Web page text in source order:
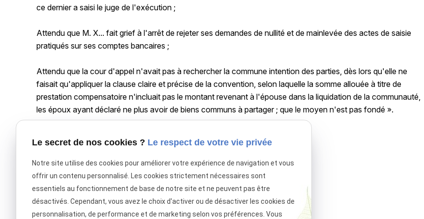
ce dernier a saisi le juge de l'exécution ;
Attendu que M. X... fait grief à l'arrêt de rejeter ses demandes de nullité et de mainlevée des actes de saisie
pratiqués sur ses comptes bancaires ;
Attendu que la cour d'appel n'avait pas à rechercher la commune intention des parties, dès lors qu'elle ne
faisait qu'appliquer la clause claire et précise de la convention, selon laquelle la somme allouée à titre de
prestation compensatoire n'incluait pas le montant revenant à l'épouse dans la liquidation de la communauté,
les époux ayant déclaré ne plus avoir de biens communs à partager ; que le moyen n'est pas fondé ».
(Cass, Civ1, 28 février 2018 , pourvoi n° 16-22467)
Facebook est désactivé. Autoriser
Le secret de nos cookies ? Le respect de votre vie privée
Notre site utilise des cookies pour améliorer votre expérience de navigation et vous
offrir un contenu personnalisé. Les cookies strictement nécessaires sont
essentiels au fonctionnement de base de notre site et ne peuvent pas être
désactivés. Cependant, vous avez le choix d'activer ou de désactiver les cookies de
personnalisation, de performance et de marketing selon vos préférences. Vous